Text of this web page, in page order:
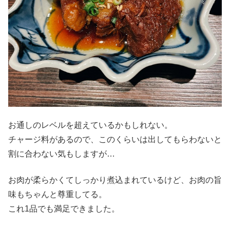
お通しのレベルを超えているかもしれない。
チャージ料があるので、このくらいは出してもらわないと
割に合わない気もしますが…
お肉が柔らかくてしっかり煮込まれているけど、お肉の旨
味もちゃんと尊重してる。
これ1品でも満足できました。